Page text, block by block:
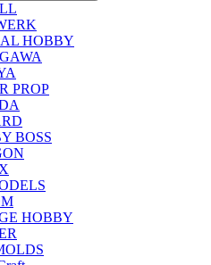
HOBBY
PROP
BOSS
HOBBY